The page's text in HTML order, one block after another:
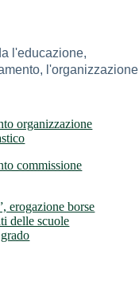
l'educazione,
l'organizzazione
organizzazione
commissione
erogazione borse
delle scuole